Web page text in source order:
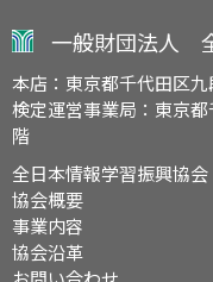
一般財団法人
本店：東京都千代田区
検定運営事業局：東京
階
全日本情報学習振興協会
協会概要
事業内容
協会沿革